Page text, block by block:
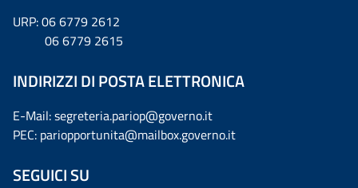
URP: 06 6779 2612
06 6779 2615
INDIRIZZI DI POSTA ELETTRONICA
E-Mail: segreteria.pariop@governo.it
PEC: pariopportunita@mailbox.governo.it
SEGUICI SU